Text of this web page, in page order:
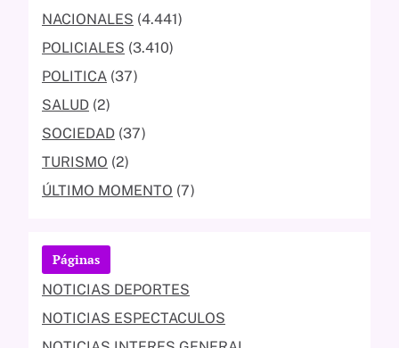
NACIONALES (4.441)
POLICIALES (3.410)
POLITICA (37)
SALUD (2)
SOCIEDAD (37)
TURISMO (2)
ÚLTIMO MOMENTO (7)
Páginas
NOTICIAS DEPORTES
NOTICIAS ESPECTACULOS